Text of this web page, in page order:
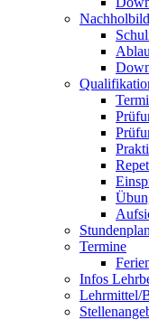
Stundenplan
Termine
Infos
Lehrmittel/